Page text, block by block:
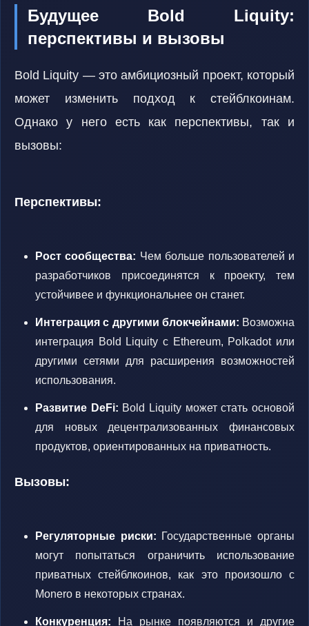
Будущее Bold Liquity:
перспективы и вызовы
Bold Liquity — это амбициозный проект, который
может изменить подход к стейблкоинам.
Однако у него есть как перспективы, так и
вызовы:
Перспективы:
Рост сообщества: Чем больше пользователей и
разработчиков присоединятся к проекту, тем
устойчивее и функциональнее он станет.
Интеграция с другими блокчейнами: Возможна
интеграция Bold Liquity с Ethereum, Polkadot или
другими сетями для расширения возможностей
использования.
Развитие DeFi: Bold Liquity может стать основой
для новых децентрализованных финансовых
продуктов, ориентированных на приватность.
Вызовы:
Регуляторные риски: Государственные органы
могут попытаться ограничить использование
приватных стейблкоинов, как это произошло с
Monero в некоторых странах.
Конкуренция: На рынке появляются и другие